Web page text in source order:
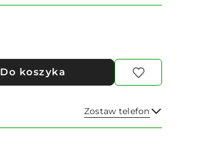
Do koszyka
Zostaw telefon
Wyślij